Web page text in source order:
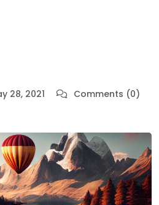
28, 2021
Comments (0)